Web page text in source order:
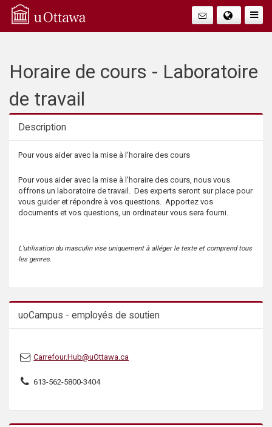
Q
Faire
Horaire de cours - Laboratoire
de travail
Description
Description
Pour vous aider avec la mise à l'horaire des cours
Pour vous aider avec la mise à l'horaire des cours, nous vous
offrons un laboratoire de travail. Des experts seront sur place pour
vous guider et répondre à vos questions. Apportez vos
documents et vos questions, un ordinateur vous sera fourni.
L’utilisation du masculin vise uniquement à alléger le texte et comprend tous
les genres.
uoCampus - employés de soutien
Carrefour.Hub@uOttawa.ca
613-562-5800-3404